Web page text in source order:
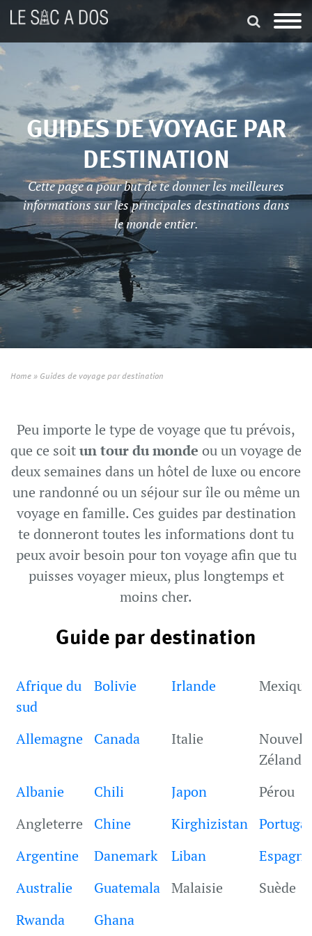
GUIDES DE VOYAGE PAR
DESTINATION
Cette page a pour but de te donner les meilleures
informations sur les principales destinations dans
le monde entier.
Home » Guides de voyage par destination
Peu importe le type de voyage que tu prévois,
que ce soitun tour du monde ou un voyage de
deux semaines dans un hôtel de luxe ou encore
une randonné ou un séjour sur île ou même un
voyage en famille. Ces guides par destination
te donneront toutes les informations dont tu
peux avoir besoin pour ton voyage afin que tu
puisses voyager mieux, plus longtemps et
moins cher.
Guide par destination
Afrique du
sud
Bolivie Irlande Mexique
Allemagne Canada Italie
Zélande
Albanie
Chili Japon
Pérou
Angleterre
Chine Kirghizistan Portugal
Argentine
Danemark Liban
Espagne
Australie
Guatemala Malaisie
Suède
Rwanda
Ghana